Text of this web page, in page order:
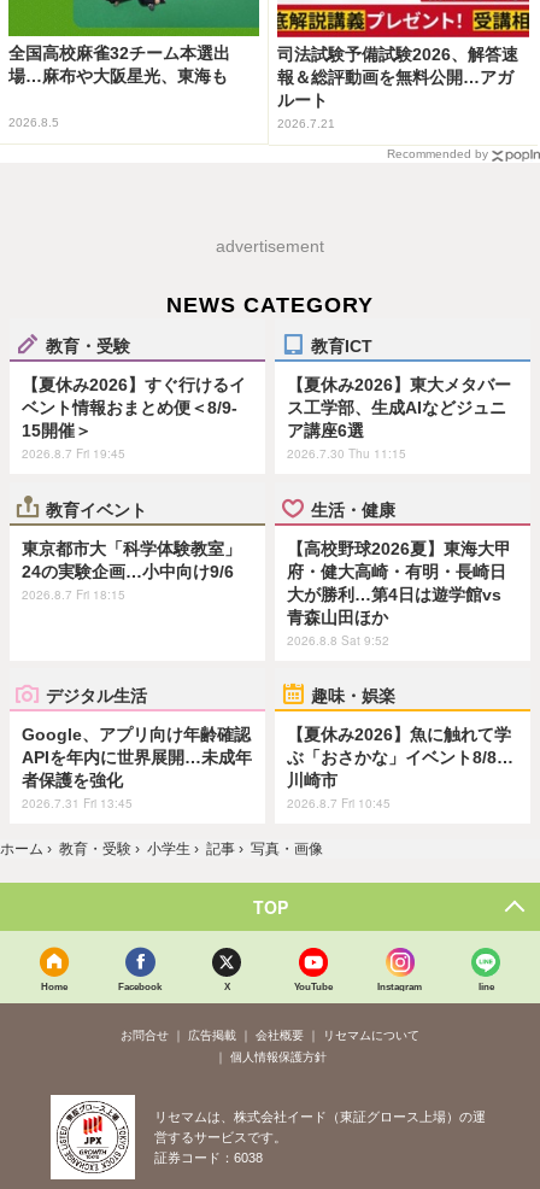
全国高校麻雀32チーム本選出
場…麻布や大阪星光、東海も
2026.8.5
司法試験予備試験2026、解答速
報＆総評動画を無料公開…アガ
ルート
2026.7.21
Recommended by
advertisement
NEWS CATEGORY
教育・受験
【夏休み2026】すぐ行けるイ
ベント情報おまとめ便＜8/9-
15開催＞
2026.8.7 Fri 19:45
教育ICT
【夏休み2026】東大メタバー
ス工学部、生成AIなどジュニ
ア講座6選
2026.7.30 Thu 11:15
教育イベント
東京都市大「科学体験教室」
24の実験企画…小中向け9/6
2026.8.7 Fri 18:15
生活・健康
【高校野球2026夏】東海大甲
府・健大高崎・有明・長崎日
大が勝利…第4日は遊学館vs
青森山田ほか
2026.8.8 Sat 9:52
デジタル生活
Google、アプリ向け年齢確認
APIを年内に世界展開…未成年
者保護を強化
2026.7.31 Fri 13:45
趣味・娯楽
【夏休み2026】魚に触れて学
ぶ「おさかな」イベント8/8…
川崎市
2026.8.7 Fri 10:45
ホーム › 教育・受験 › 小学生 › 記事 › 写真・画像
TOP
Home Facebook X YouTube Instagram line
お問合せ 広告掲載 会社概要
リセマムについて
個人情報保護方針
リセマムは、株式会社イード（東証グロース上場）の運
営するサービスです。
証券コード：6038